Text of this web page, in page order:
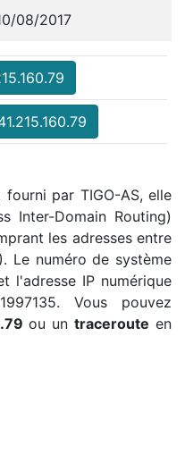
08/2017
fourni par TIGO-AS, elle
Inter-Domain Routing)
les adresses entre
Le numéro de système
l'adresse IP numérique
Vous pouvez
ou untraceroute en